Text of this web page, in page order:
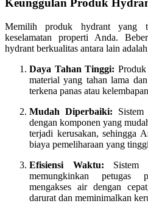
Keunggulan Produk
Memilih produk hydrant yang
keselamatan properti Anda.
hydrant berkualitas antara lain
Daya Tahan Tinggi:
material yang tahan lama
terkena panas atau
Mudah Diperbaiki:
dengan komponen yang
terjadi kerusakan, sehingga
biaya pemeliharaan yang
Efisiensi Waktu: Sistem
memungkinkan petugas
mengakses air dengan
darurat dan meminimalkan